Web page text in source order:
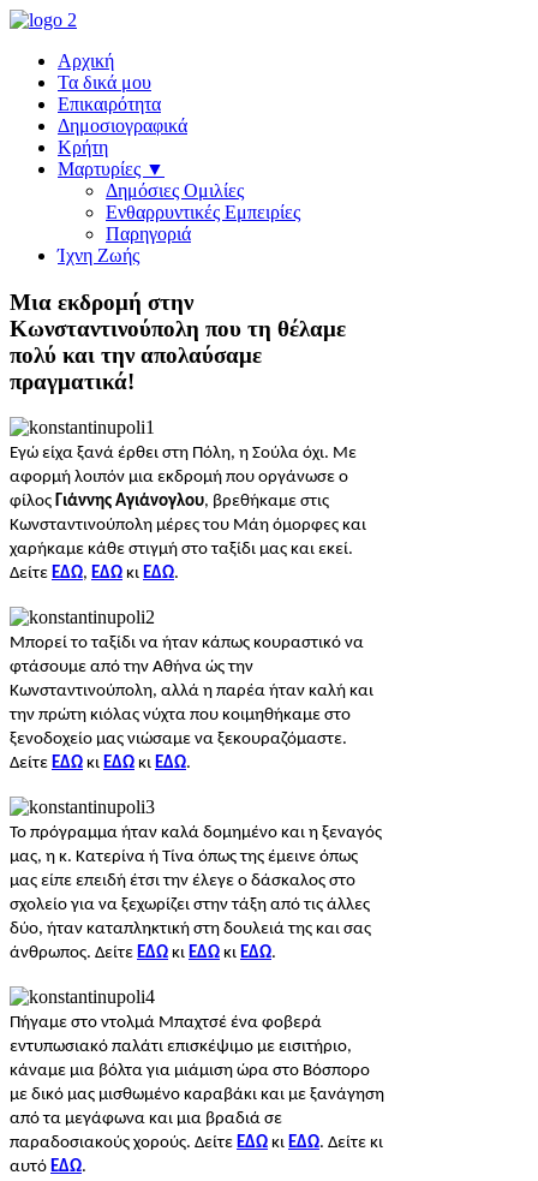
Αρχική
Τα δικά μου
Επικαιρότητα
Δημοσιογραφικά
Κρήτη
Μαρτυρίες ▼
Δημόσιες Ομιλίες
Ενθαρρυντικές Εμπειρίες
Παρηγοριά
Ίχνη Ζωής
Μια εκδρομή στην
Κωνσταντινούπολη που τη θέλαμε
πολύ και την απολαύσαμε
πραγματικά!
Εγώ είχα ξανά έρθει στη Πόλη, η Σούλα όχι. Με
αφορμή λοιπόν μια εκδρομή που οργάνωσε ο
φίλος Γιάννης Αγιάνογλου, βρεθήκαμε στις
Κωνσταντινούπολη μέρες του Μάη όμορφες και
χαρήκαμε κάθε στιγμή στο ταξίδι μας και εκεί.
Δείτε ΕΔΩ, ΕΔΩ κι ΕΔΩ.
Μπορεί το ταξίδι να ήταν κάπως κουραστικό να
φτάσουμε από την Αθήνα ώς την
Κωνσταντινούπολη, αλλά η παρέα ήταν καλή και
την πρώτη κιόλας νύχτα που κοιμηθήκαμε στο
ξενοδοχείο μας νιώσαμε να ξεκουραζόμαστε.
Δείτε ΕΔΩ κι ΕΔΩ κι ΕΔΩ.
Το πρόγραμμα ήταν καλά δομημένο και η ξεναγός
μας, η κ. Κατερίνα ή Τίνα όπως της έμεινε όπως
μας είπε επειδή έτσι την έλεγε ο δάσκαλος στο
σχολείο για να ξεχωρίζει στην τάξη από τις άλλες
δύο, ήταν καταπληκτική στη δουλειά της και σας
άνθρωπος. Δείτε ΕΔΩ κι ΕΔΩ κι ΕΔΩ.
Πήγαμε στο ντολμά Μπαχτσέ ένα φοβερά
εντυπωσιακό παλάτι επισκέψιμο με εισιτήριο,
κάναμε μια βόλτα για μιάμιση ώρα στο Βόσπορο
με δικό μας μισθωμένο καραβάκι και με ξανάγηση
από τα μεγάφωνα και μια βραδιά σε
παραδοσιακούς χορούς. Δείτε ΕΔΩ κι ΕΔΩ. Δείτε κι
αυτό ΕΔΩ.